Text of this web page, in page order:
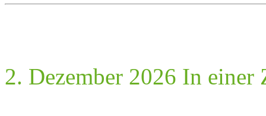
2. Dezember 2026 In